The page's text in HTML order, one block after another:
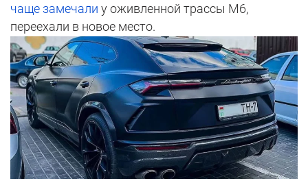
чаще замечали у оживленной трассы М6,
переехали в новое место.